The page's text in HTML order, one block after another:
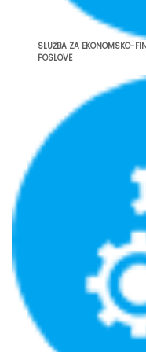
SLUŽBA ZA EKONOMSKO-
POSLOVE